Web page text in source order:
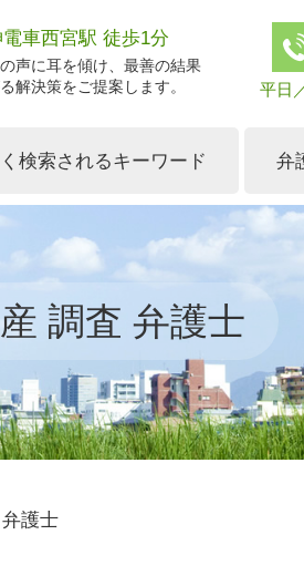
調査 弁護士
電車西宮駅 徒歩1分
声に耳を傾け、最善の結果
解決策をご提案します。
平日
検索されるキーワード 弁
護士